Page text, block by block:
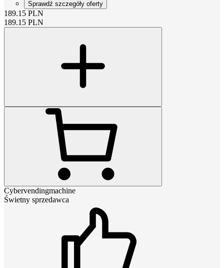
Sprawdź szczegóły oferty
189.15 PLN
189.15 PLN
Cybervendingmachine
Świetny sprzedawca